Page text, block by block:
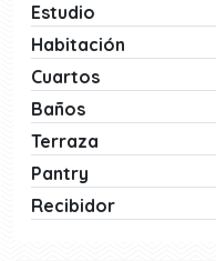
Estudio
Habitación
Cuartos
Baños
Terraza
Pantry
Recibidor